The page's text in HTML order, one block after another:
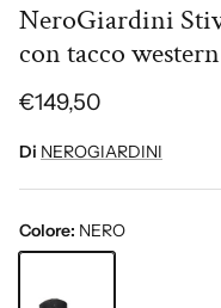
NeroGiardini
con tacco western
€149,50
Di NEROGIARDINI
Colore: NERO